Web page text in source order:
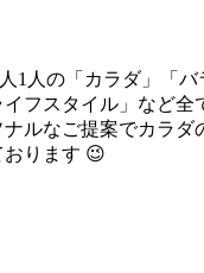
1人の「カラダ」「バ
イフスタイル」など
ナルなご提案でカラダ
おります 😉